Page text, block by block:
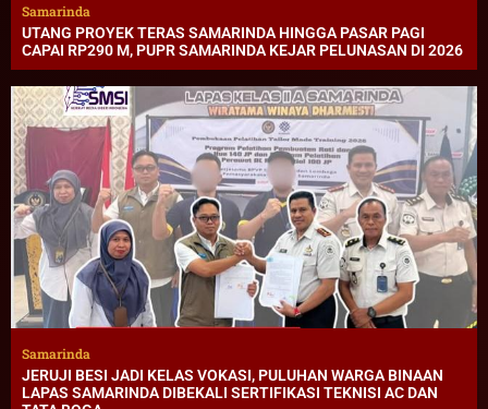
Samarinda
UTANG PROYEK TERAS SAMARINDA HINGGA PASAR PAGI
CAPAI RP290 M, PUPR SAMARINDA KEJAR PELUNASAN DI 2026
Samarinda
JERUJI BESI JADI KELAS VOKASI, PULUHAN WARGA BINAAN
LAPAS SAMARINDA DIBEKALI SERTIFIKASI TEKNISI AC DAN